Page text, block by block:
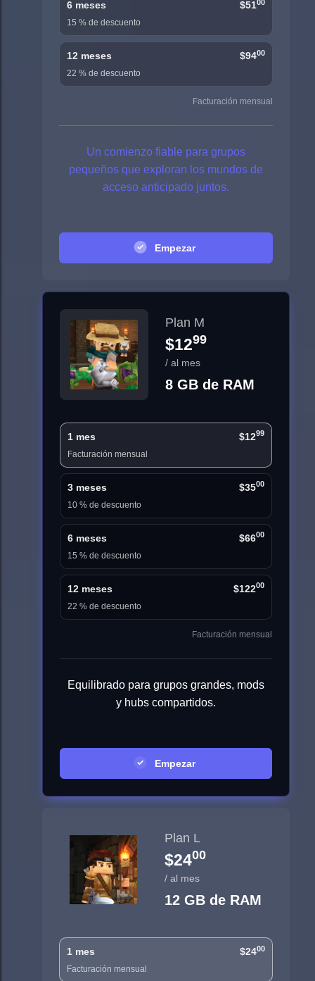
6 meses $5100
15 % de descuento
12 meses $9400
22 % de descuento
Facturación mensual
Un comienzo fiable para grupos
pequeños que exploran los mundos de
acceso anticipado juntos.
Empezar
Plan M
$1299
/ al mes
8 GB de RAM
1 mes $1299
Facturación mensual
3 meses $3500
10 % de descuento
6 meses $6600
15 % de descuento
12 meses $12200
22 % de descuento
Facturación mensual
Equilibrado para grupos grandes, mods
y hubs compartidos.
Empezar
Plan L
$2400
/ al mes
12 GB de RAM
1 mes $2400
Facturación mensual